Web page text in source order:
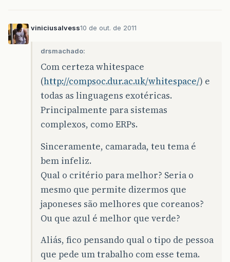
viniciusalvess10 de out. de 2011
drsmachado:
Com certeza whitespace
(http://compsoc.dur.ac.uk/whitespace/) e
todas as linguagens exotéricas.
Principalmente para sistemas
complexos, como ERPs.
Sinceramente, camarada, teu tema é
bem infeliz.
Qual o critério para melhor? Seria o
mesmo que permite dizermos que
japoneses são melhores que coreanos?
Ou que azul é melhor que verde?
Aliás, fico pensando qual o tipo de pessoa
que pede um trabalho com esse tema.